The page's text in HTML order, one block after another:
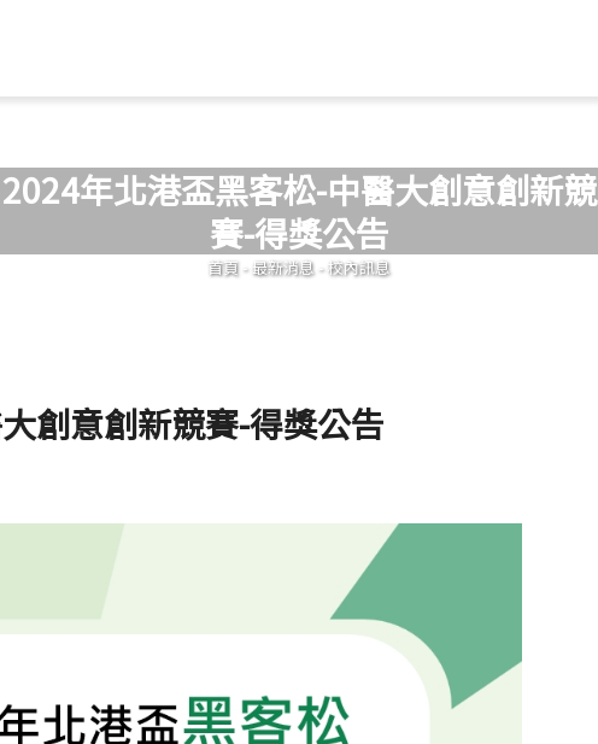
2024年北港盃黑客松-中醫大創意創新競
賽-得獎公告
您在這裡
首頁 - 最新消息 -校內訊息
創意創新競賽-得獎公告